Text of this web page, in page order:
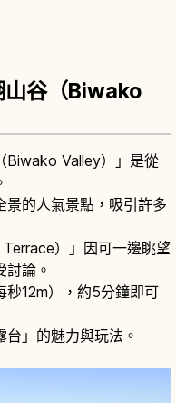
山谷（Biwako
Biwako Valley）」是從
景的人氣景點，吸引許多
）」因可一邊眺望
論。
秒12m），約5分鐘即可
」的魅力與玩法。